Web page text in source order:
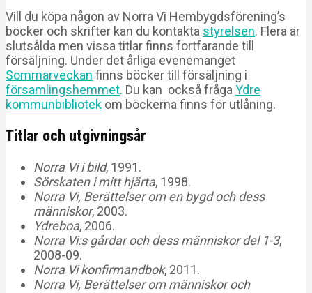
Vill du köpa någon av Norra Vi Hembygdsförening’s
böcker och skrifter kan du kontakta styrelsen. Flera är
slutsålda men vissa titlar finns fortfarande till
försäljning. Under det årliga evenemanget
Sommarveckan finns böcker till försäljning i
församlingshemmet. Du kan också fråga Ydre
kommunbibliotek om böckerna finns för utlåning.
Titlar och utgivningsår
Norra Vi i bild, 1991.
Sörskaten i mitt hjärta, 1998.
Norra Vi, Berättelser om en bygd och dess
människor, 2003.
Ydreboa, 2006.
Norra Vi:s gårdar och dess människor del 1-3,
2008-09.
Norra Vi konfirmandbok, 2011.
Norra Vi, Berättelser om människor och